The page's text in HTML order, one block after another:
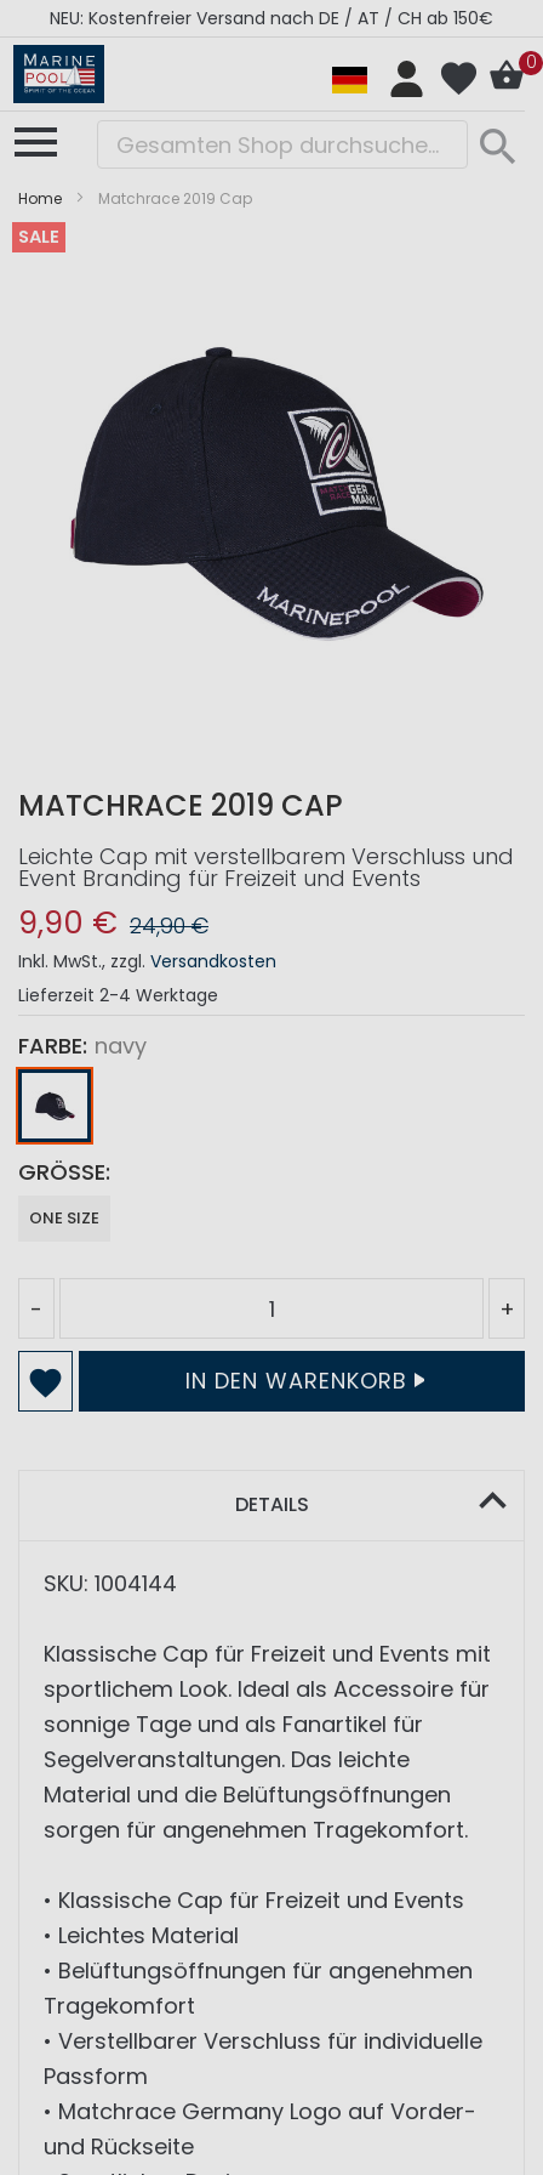
NEU: Kostenfreier Versand nach DE / AT / CH ab 150€
0
Home Matchrace 2019 Cap
SALE
Zum
Zum
MATCHRACE 2019 CAP
Leichte Cap mit verstellbarem Verschluss und
Event Branding für Freizeit und Events
9,90 € 24,90 €
Inkl. MwSt., zzgl. Versandkosten
Lieferzeit 2-4 Werktage
FARBE navy
GRÖSSE
ONE SIZE
- +
IN DEN WARENKORB
DETAILS
SKU: 1004144
Klassische Cap für Freizeit und Events mit
sportlichem Look. Ideal als Accessoire für
sonnige Tage und als Fanartikel für
Segelveranstaltungen. Das leichte
Material und die Belüftungsöffnungen
sorgen für angenehmen Tragekomfort.
• Klassische Cap für Freizeit und Events
• Leichtes Material
• Belüftungsöffnungen für angenehmen
Tragekomfort
• Verstellbarer Verschluss für individuelle
Passform
• Matchrace Germany Logo auf Vorder-
und Rückseite